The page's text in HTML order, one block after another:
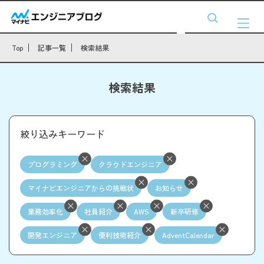
Top 記事一覧 検索結果
検索結果
絞り込みキーワード
プログラミング クラウドエンジニア
マイナビエンジニアからの挑戦状 お知らせ
業務効率化 社員紹介 AWS 新卒研修
開発エンジニア 便利技術紹介 AdventCalendar